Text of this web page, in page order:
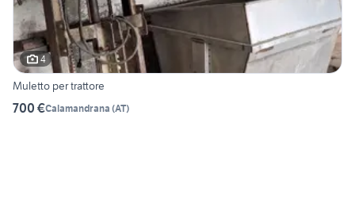
4
Muletto per trattore
700 €Calamandrana (AT)